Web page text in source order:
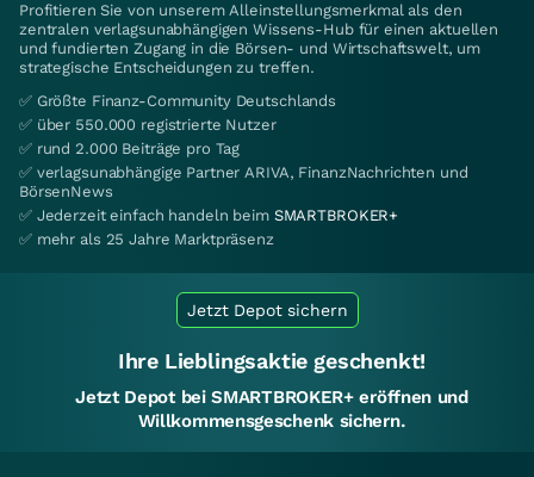
Profitieren Sie von unserem Alleinstellungsmerkmal als den
zentralen verlagsunabhängigen Wissens-Hub für einen aktuellen
und fundierten Zugang in die Börsen- und Wirtschaftswelt, um
strategische Entscheidungen zu treffen.
✅ Größte Finanz-Community Deutschlands
✅ über 550.000 registrierte Nutzer
✅ rund 2.000 Beiträge pro Tag
✅ verlagsunabhängige Partner ARIVA, FinanzNachrichten und
BörsenNews
✅ Jederzeit einfach handeln beim SMARTBROKER+
✅ mehr als 25 Jahre Marktpräsenz
Jetzt Depot sichern
Ihre Lieblingsaktie geschenkt!
Jetzt Depot bei SMARTBROKER+ eröffnen und
Willkommensgeschenk sichern.